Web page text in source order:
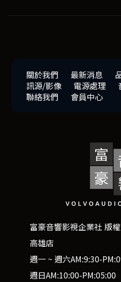
關於我們 最新消息
訊源/影像
電源處理
聯絡我們
會員中心
富豪音響影視企業社 版
高雄店
週一 ~ 週六AM:9:30-
週日AM:10:00-PM:05:00